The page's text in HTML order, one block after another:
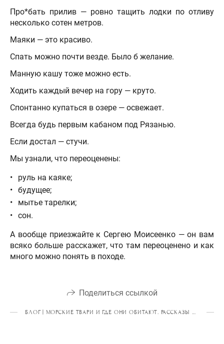
Про*бать прилив — ровно тащить лодки по отливу
несколько сотен метров.
Маяки — это красиво.
Спать можно почти везде. Было б желание.
Манную кашу тоже можно есть.
Ходить каждый вечер на гору — круто.
Спонтанно купаться в озере — освежает.
Всегда будь первым кабаном под Рязанью.
Если достал — стучи.
Мы узнали, что переоценены:
руль на каяке;
будущее;
мытье тарелки;
сон.
А вообще приезжайте к Сергею Моисеенко — он вам
всяко больше расскажет, что там переоценено и как
много можно понять в походе.
Поделиться ссылкой
БЛОГ | МОРСКИЕ ТВАРИ И ГДЕ ОНИ ОБИТАЮТ. РАССКАЗЫ О КАЯКИНГЕ